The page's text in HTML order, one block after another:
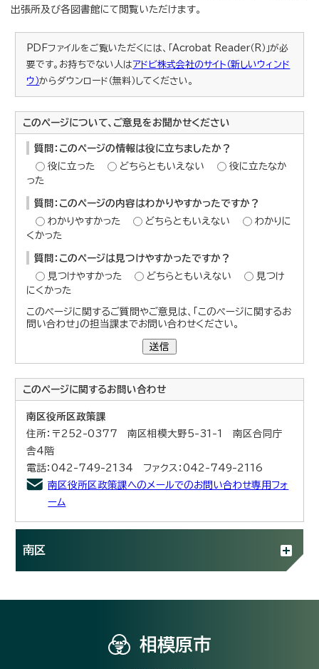
出張所及び各図書館にて閲覧いただけます。
PDFファイルをご覧いただくには、「Acrobat Reader（R）」が必
要です。お持ちでない人はアドビ株式会社のサイト（新しいウィンド
ウ）からダウンロード（無料）してください。
このページについて、ご意見をお聞かせください
質問：このページの情報は役に立ちましたか？
役に立った
どちらともいえない
役に立たなか
った
質問：このページの内容はわかりやすかったですか？
わかりやすかった
どちらともいえない
わかりに
くかった
質問：このページは見つけやすかったですか？
見つけやすかった
どちらともいえない
見つけ
にくかった
このページに関するご質問やご意見は、「このページに関するお
問い合わせ」の担当課までお問い合わせください。
送信
このページに関するお問い合わせ
南区役所区政策課
住所：〒252-0377 南区相模大野5-31-1 南区合同庁
舎4階
電話：042-749-2134 ファクス：042-749-2116
南区役所区政策課へのメールでのお問い合わせ専用フォ
ーム
南区
相模原市